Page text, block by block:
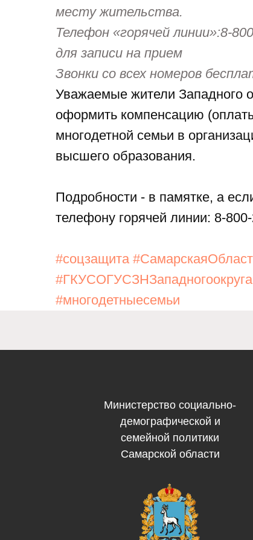
месту жительства.
Телефон «горячей линии»:8-
для записи на прием
Звонки со всех номеров
Уважаемые жители Западного
оформить компенсацию
многодетной семьи в
высшего образования.
Подробности - в памятке, а
телефону горячей линии: 8-
#соцзащита
#ГКУСОГУСЗНЗападногоокруга
#многодетныесемьи
Министерство социально-
демографической и
семейной политики
Самарской области
казенное учреждение
области
Управление
Защиты Населения